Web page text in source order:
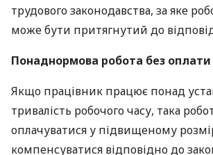
трудового законодавства, за яке
може бути притягнутий до
Понаднормова робота без оплати
Якщо працівник працює понад
тривалість робочого часу, така
оплачуватися у підвищеному
компенсуватися відповідно до